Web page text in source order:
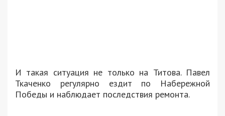
И такая ситуация не только на Титова. Павел
Ткаченко регулярно ездит по Набережной
Победы и наблюдает последствия ремонта.